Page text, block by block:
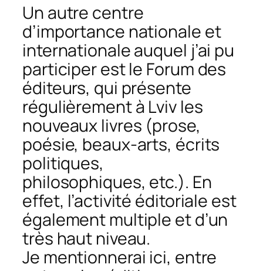
Un autre centre
d’importance nationale et
internationale auquel j’ai pu
participer est le Forum des
éditeurs, qui présente
régulièrement à Lviv les
nouveaux livres (prose,
poésie, beaux-arts, écrits
politiques,
philosophiques, etc.). En
effet, l’activité éditoriale est
également multiple et d’un
très haut niveau.
Je mentionnerai ici, entre